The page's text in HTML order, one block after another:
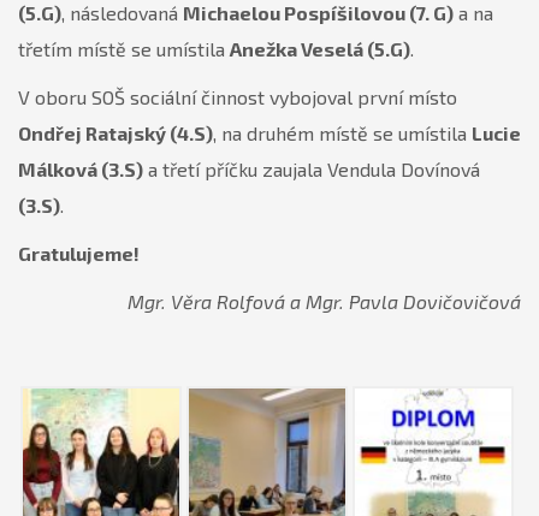
(5.G), následovaná Michaelou Pospíšilovou (7. G) a na
třetím místě se umístila Anežka Veselá (5.G).
V oboru SOŠ sociální činnost vybojoval první místo
Ondřej Ratajský (4.S), na druhém místě se umístila Lucie
Málková (3.S) a třetí příčku zaujala Vendula Dovínová
(3.S).
Gratulujeme!
Mgr. Věra Rolfová a Mgr. Pavla Dovičovičová